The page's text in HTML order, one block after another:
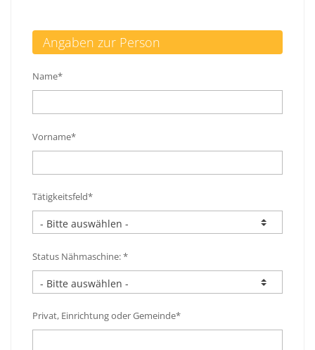
Angaben zur Person
Name*
Vorname*
Tätigkeitsfeld*
Status Nähmaschine: *
Privat, Einrichtung oder Gemeinde*